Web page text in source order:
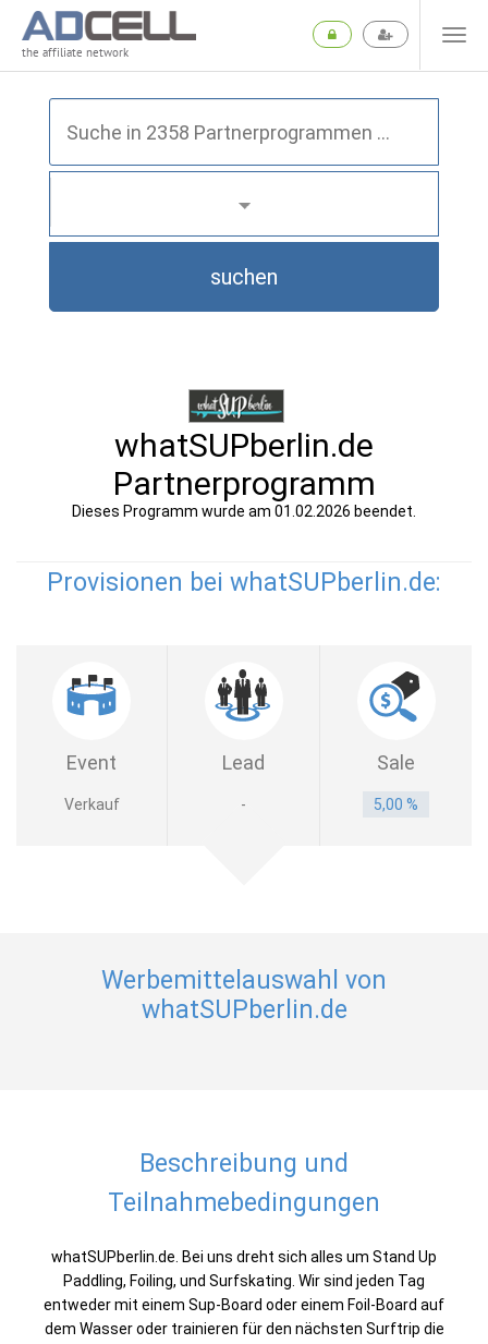
the affiliate network
suchen
whatSUPberlin.de
Partnerprogramm
Dieses Programm wurde am 01.02.2026 beendet.
Provisionen bei whatSUPberlin.de:
Event Lead Sale
Verkauf - 5,00 %
Werbemittelauswahl von
whatSUPberlin.de
Beschreibung und
Teilnahmebedingungen
whatSUPberlin.de. Bei uns dreht sich alles um Stand Up
Paddling, Foiling, und Surfskating. Wir sind jeden Tag
entweder mit einem Sup-Board oder einem Foil-Board auf
dem Wasser oder trainieren für den nächsten Surftrip die